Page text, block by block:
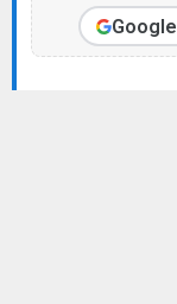
Google